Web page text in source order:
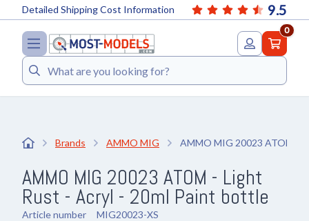
9.5
Detailed Shipping Cost Information
0
Search
Brands AMMO MIG AMMO MIG 20023 ATOM -
AMMO MIG 20023 ATOM - Light
Rust - Acryl - 20ml Paint bottle
Article number MIG20023-XS